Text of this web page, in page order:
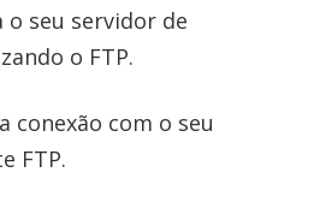
seu servidor de
o FTP.
conexão com o seu
FTP.